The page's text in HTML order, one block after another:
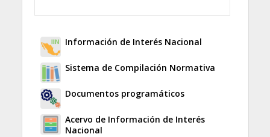
Información de Interés Nacional
Sistema de Compilación Normativa
Documentos programáticos
Acervo de Información de Interés
Nacional